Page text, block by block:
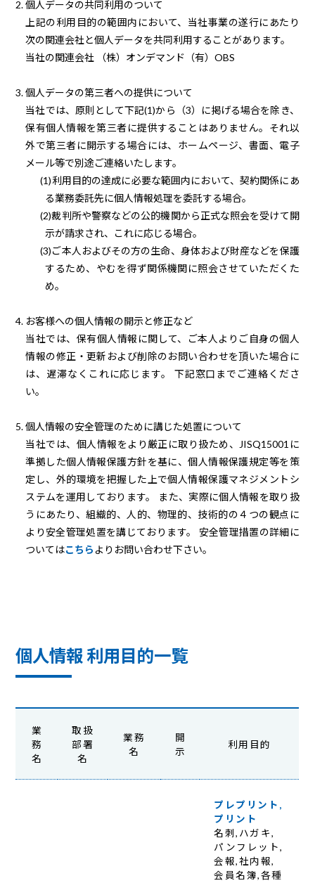
2. 個人データの共同利用のついて
上記の利用目的の範囲内において、当社事業の遂行にあたり
次の関連会社と個人データを共同利用することがあります。
当社の関連会社 （株）オンデマンド（有）OBS
3. 個人データの第三者への提供について
当社では、原則として下記(1)から（3）に掲げる場合を除き、
保有個人情報を第三者に提供することはありません。それ以
外で第三者に開示する場合には、ホームページ、書面、電子
メール等で別途ご連絡いたします。
(1)利用目的の達成に必要な範囲内において、契約関係にあ
る業務委託先に個人情報処理を委託する場合。
(2)裁判所や警察などの公的機関から正式な照会を受けて開
示が請求され、これに応じる場合。
(3)ご本人およびその方の生命、身体および財産などを保護
するため、やむを得ず関係機関に照会させていただくた
め。
4. お客様への個人情報の開示と修正など
当社では、保有個人情報に関して、ご本人よりご自身の個人
情報の修正・更新および削除のお問い合わせを頂いた場合に
は、遅滞なくこれに応じます。 下記窓口までご連絡くださ
い。
5. 個人情報の安全管理のために講じた処置について
当社では、個人情報をより厳正に取り扱ため、JISQ15001に
準拠した個人情報保護方針を基に、個人情報保護規定等を策
定し、外的環境を把握した上で個人情報保護マネジメントシ
ステムを運用しております。 また、実際に個人情報を取り扱
うにあたり、組織的、人的、物理的、技術的の４つの観点に
より安全管理処置を講じております。 安全管理措置の詳細に
ついてはこちら よりお問い合わせ下さい。
個人情報 利用目的一覧
業
務
名
取扱
部署
名
業務
名
開
示
利用目的
プレプリント,
プリント
名刺,ハガキ,
パンフレット,
会報,社内報,
会員名簿,各種